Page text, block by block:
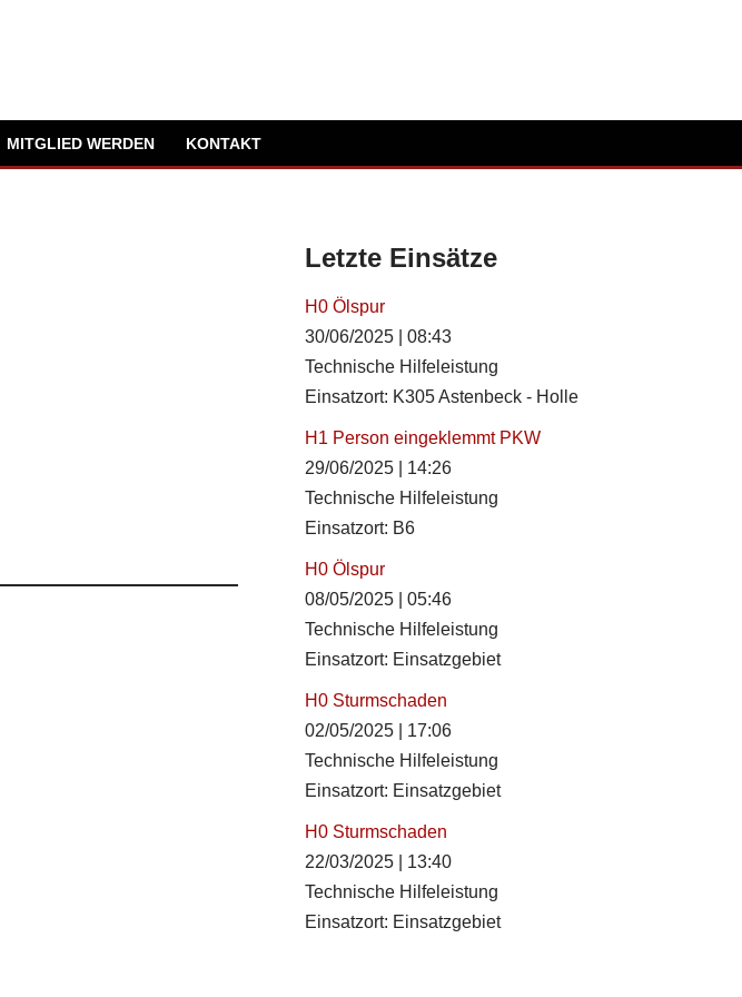
MITGLIED WERDEN KONTAKT
Letzte Einsätze
H0 Ölspur
30/06/2025
08:43
Technische Hilfeleistung
Einsatzort: K305 Astenbeck - Holle
H1 Person eingeklemmt PKW
29/06/2025
14:26
Technische Hilfeleistung
Einsatzort: B6
H0 Ölspur
08/05/2025
05:46
Technische Hilfeleistung
Einsatzort: Einsatzgebiet
H0 Sturmschaden
02/05/2025
17:06
Technische Hilfeleistung
Einsatzort: Einsatzgebiet
H0 Sturmschaden
22/03/2025
13:40
Technische Hilfeleistung
Einsatzort: Einsatzgebiet